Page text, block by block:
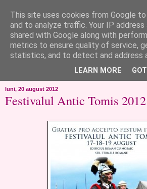
like ?...or not!
..de toate!!!!!..alandala...cum imi trec prin
chef..incercate pe pielea mea..
luni, 20 august 2012
Festivalul Antic Tomis
This site uses cookies from Google
and to analyze traffic. Your IP address
shared with Google along with
metrics to ensure quality of service,
statistics, and to detect and address
LEARN MORE